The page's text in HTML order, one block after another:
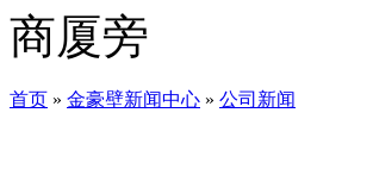
商厦旁
首页 » 金豪壁新闻中心 » 公司新闻